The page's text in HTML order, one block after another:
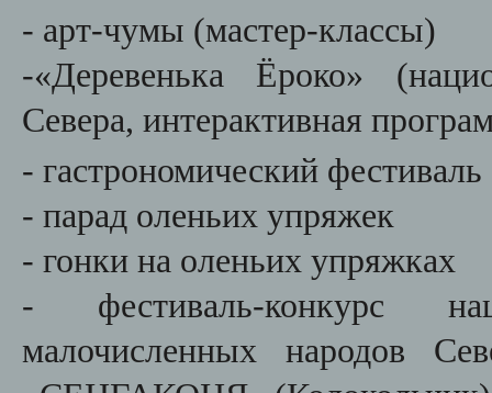
- арт-чумы (мастер-классы)
-«Деревенька Ёроко»
Севера, интерактивная
- гастрономический фестиваль
- парад оленьих упряжек
- гонки на оленьих упряжках
- фестиваль-конкурс
малочисленных народов